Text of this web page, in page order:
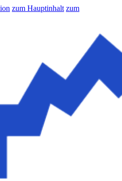
zum Hauptinhalt zum